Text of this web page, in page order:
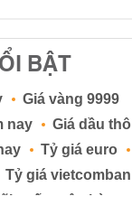
BẬT
Giá vàng 9999
nay
Giá dầu thô
Tỷ giá euro
Tỷ giá
suất ngân hàng